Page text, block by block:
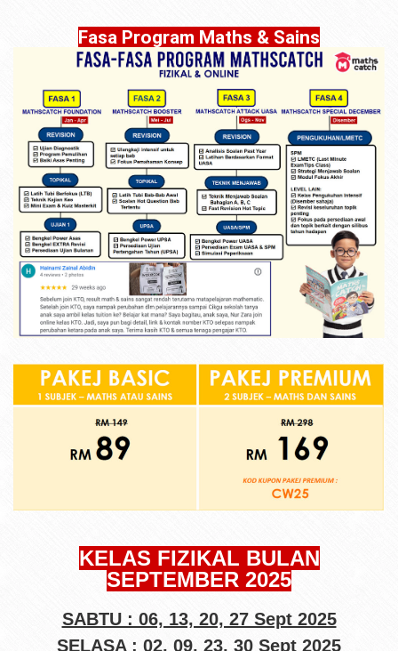
Fasa Program Maths & Sains
KELAS FIZIKAL BULAN
SEPTEMBER 2025
SABTU : 06, 13, 20, 27 Sept 2025
SELASA : 02, 09, 23, 30 Sept 2025